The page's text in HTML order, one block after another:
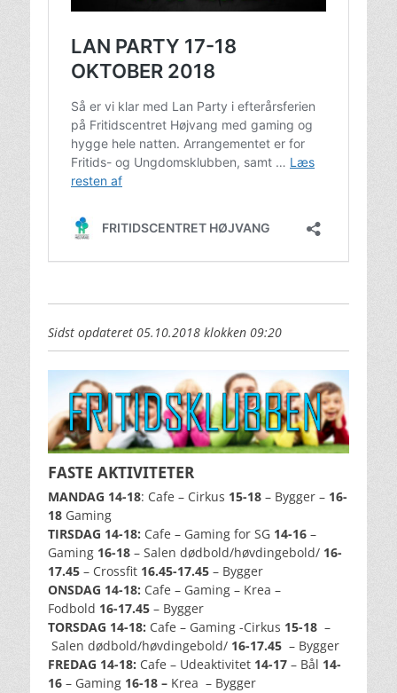
Sidst opdateret 05.10.2018 klokken 09:20
FASTE AKTIVITETER
MANDAG 14-18: Cafe – Cirkus 15-18 – Bygger – 16-
18 Gaming
TIRSDAG 14-18: Cafe – Gaming for SG 14-16 –
Gaming 16-18 – Salen dødbold/høvdingebold/ 16-
17.45 – Crossfit 16.45-17.45 – Bygger
ONSDAG 14-18: Cafe – Gaming – Krea –
Fodbold 16-17.45 – Bygger
TORSDAG 14-18: Cafe – Gaming -Cirkus 15-18 –
Salen dødbold/høvdingebold/ 16-17.45 – Bygger
FREDAG 14-18: Cafe – Udeaktivitet 14-17 – Bål 14-
16 – Gaming 16-18 – Krea – Bygger